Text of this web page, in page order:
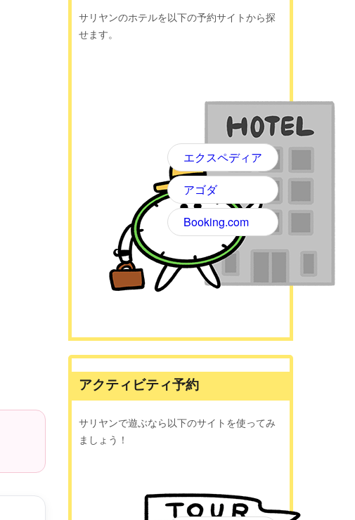
サリヤンのホテルを以下の予約サイトから探
せます。
エクスペディア
アゴダ
Booking.com
アクティビティ予約
サリヤンで遊ぶなら以下のサイトを使ってみ
ましょう！